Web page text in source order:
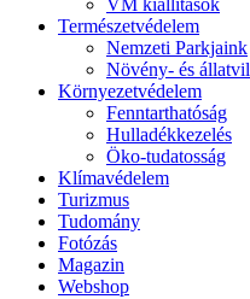
VM kiállítások
Természetvédelem
Nemzeti Parkjaink
Növény- és
Környezetvédelem
Fenntarthatóság
Hulladékkezelés
Öko-tudatosság
Klímavédelem
Turizmus
Tudomány
Fotózás
Magazin
Webshop